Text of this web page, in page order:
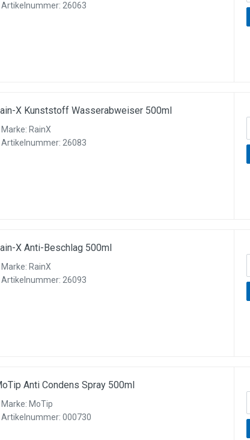
Artikelnummer: 26063
X Kunststoff Wasserabweiser 500ml
Marke: RainX
Artikelnummer: 26083
X Anti-Beschlag 500ml
Marke: RainX
Artikelnummer: 26093
Anti Condens Spray 500ml
Marke: MoTip
Artikelnummer: 000730